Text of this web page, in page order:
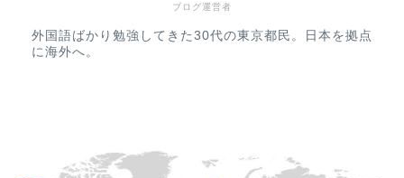
ブログ運営者
外国語ばかり勉強してきた30代の東京都民。日本を拠点
に海外へ。